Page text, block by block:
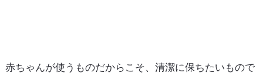
赤ちゃんが使うものだからこそ、清潔に保ちたいもので